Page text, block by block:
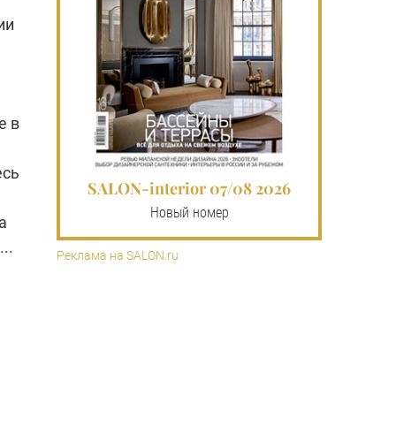
в
SALON-interior 07/08 2026
Новый номер
Реклама на SALON.ru